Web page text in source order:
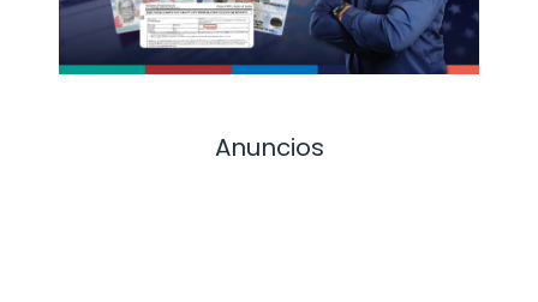
Anuncios